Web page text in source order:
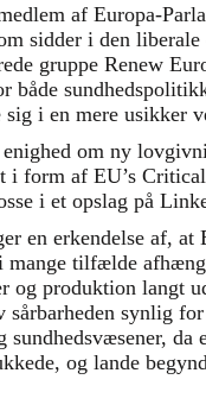
af Europa-
sidder i den liberale
gruppe Renew
både
i en mere usikker
om ny
i form af EU’s
i et opslag på
en erkendelse af, at
tilfælde
og produktion langt
synlig for
sundhedsvæsener, da
og lande